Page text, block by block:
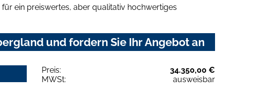
ein preiswertes, aber qualitativ hochwertiges
und fordern Sie Ihr Angebot an
Preis:
34.350,00 €
MWSt:
ausweisbar